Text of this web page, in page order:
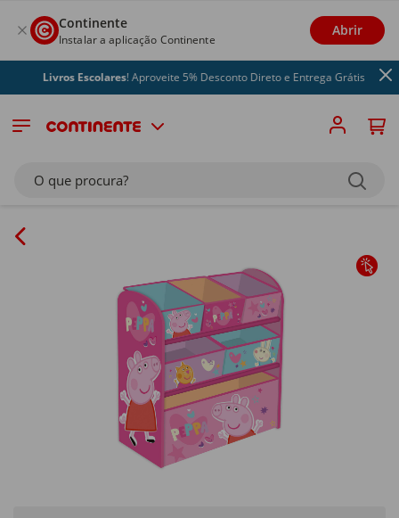
Continente
Instalar a aplicação Continente
Abrir
Livros Escolares! Aproveite 5% Desconto Direto e Entrega Grátis
O que procura?